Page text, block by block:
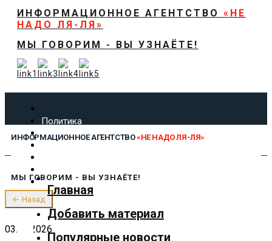
ИНФОРМАЦИОННОЕ АГЕНТСТВО «НЕ
НАДО ЛЯ-ЛЯ»
МЫ ГОВОРИМ - ВЫ УЗНАЁТЕ!
Политика
Экономика
Культура
Предложить новость
О нас
ИНФОРМАЦИОННОЕ АГЕНТСТВО«НЕ НАДО ЛЯ-ЛЯ»
Главная
Добавить материал
Популярные новости
МЫ ГОВОРИМ - ВЫ УЗНАЁТЕ!
← Назад
03.04.2026